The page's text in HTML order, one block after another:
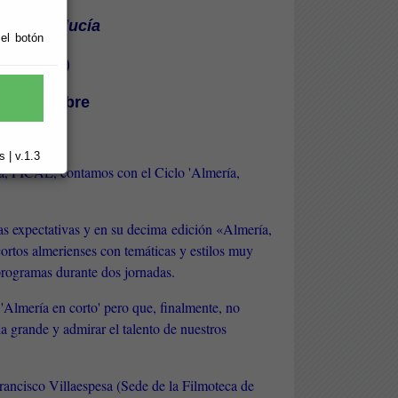
botón
| v.1.3
de Andalucía
s/n)
noviembre
FICAL, contamos con el Ciclo 'Almería,
expectativas y en su decima edición «Almería,
almerienses con temáticas y estilos muy
durante dos jornadas.
en corto' pero que, finalmente, no
grande y admirar el talento de nuestros
Villaespesa (Sede de la Filmoteca de